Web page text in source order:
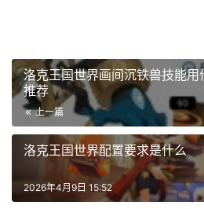
洛克王国世界画间沉铁兽技能
推荐
上一篇
洛克王国世界配置要求是什么
2026年4月9日 15:52